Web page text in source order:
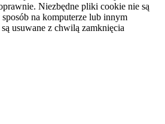
Niezbędne pliki cookie nie są
na komputerze lub innym
usuwane z chwilą zamknięcia